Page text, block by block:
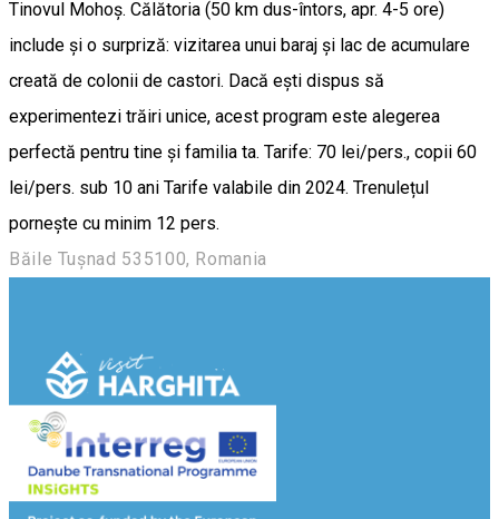
Tinovul Mohoş. Călătoria (50 km dus-întors, apr. 4-5 ore)
include şi o surpriză: vizitarea unui baraj şi lac de acumulare
creată de colonii de castori. Dacă eşti dispus să
experimentezi trăiri unice, acest program este alegerea
perfectă pentru tine şi familia ta. Tarife: 70 lei/pers., copii 60
lei/pers. sub 10 ani Tarife valabile din 2024. Trenulețul
pornește cu minim 12 pers.
Băile Tușnad 535100, Romania